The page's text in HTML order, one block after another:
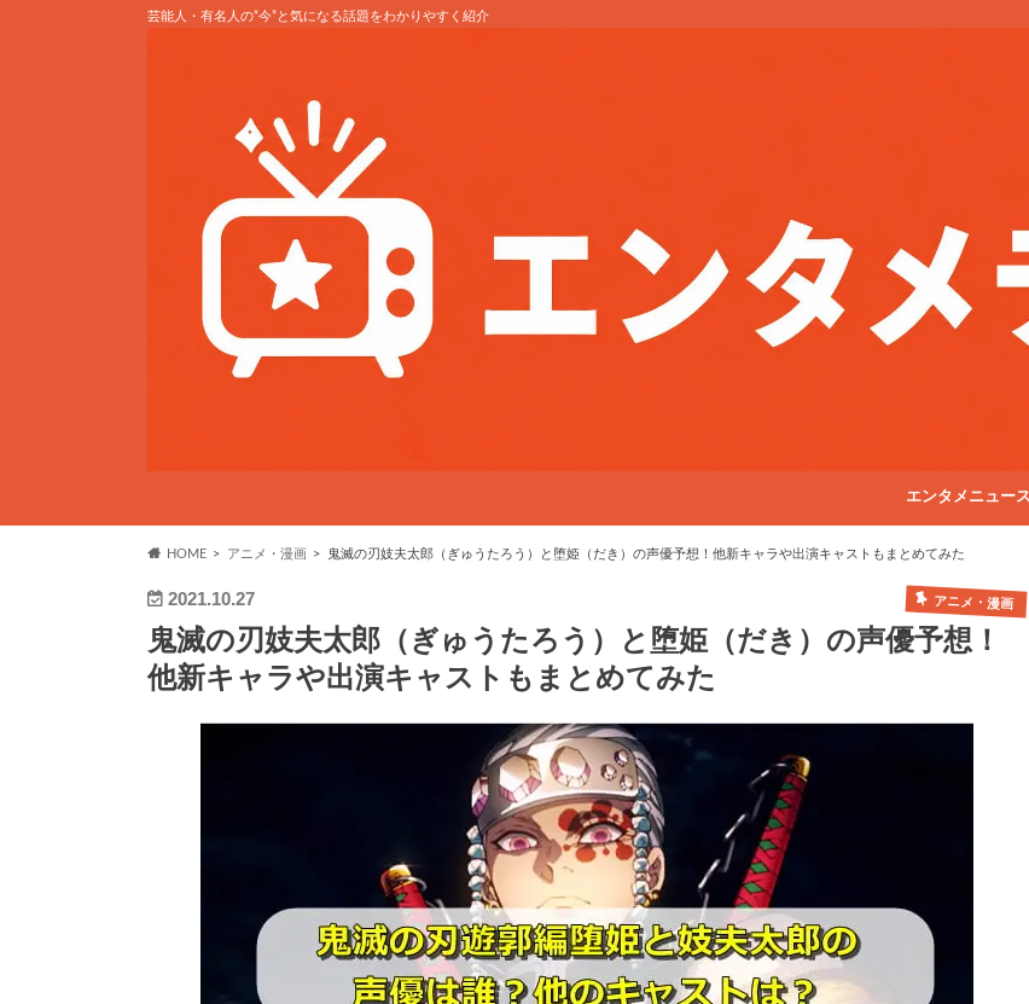
芸能人・有名人の“今”と気になる話題をわかりやすく紹介
エンタメニュース
HOME アニメ・漫画 鬼滅の刃妓夫太郎（ぎゅうたろう）と堕姫（だき）の声優予想！他新キャラや出演キャストもまとめてみた
2021.10.27 アニメ・漫画
鬼滅の刃妓夫太郎（ぎゅうたろう）と堕姫（だき）の声優予想！
他新キャラや出演キャストもまとめてみた